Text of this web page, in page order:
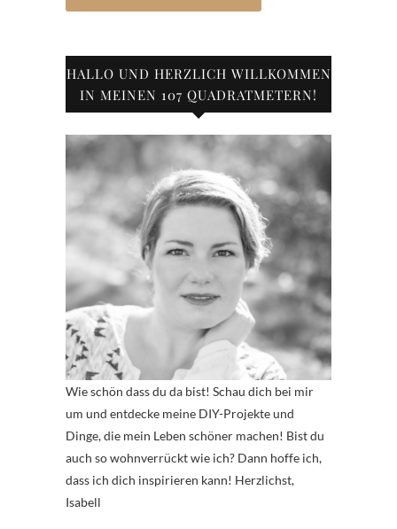
HALLO UND HERZLICH WILLKOMMEN
IN MEINEN 107 QUADRATMETERN!
Wie schön dass du da bist! Schau dich bei mir
um und entdecke meine DIY-Projekte und
Dinge, die mein Leben schöner machen! Bist du
auch so wohnverrückt wie ich? Dann hoffe ich,
dass ich dich inspirieren kann! Herzlichst,
Isabell